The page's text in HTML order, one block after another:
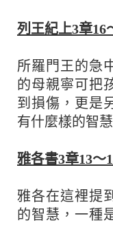
列王紀上3章16
所羅門王的急
的母親寧可把
到損傷，更是
有什麼樣的智
雅各書3章13～
雅各在這裡提
的智慧，一種